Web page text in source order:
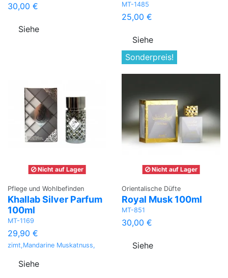
30,00 €
Siehe
MT-1485
25,00 €
Siehe
Nicht auf Lager
Pflege und Wohlbefinden
Khallab Silver Parfum
100ml
MT-1169
29,90 €
zimt,Mandarine Muskatnuss,
Siehe
Sonderpreis!
Nicht auf Lager
Orientalische Düfte
Royal Musk 100ml
MT-851
30,00 €
Siehe